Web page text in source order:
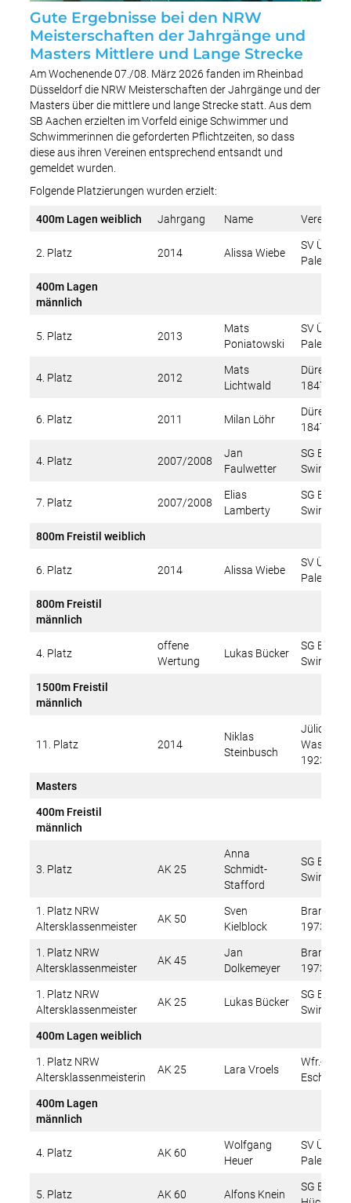
Gute Ergebnisse bei den NRW
Meisterschaften der Jahrgänge und
Masters Mittlere und Lange Strecke
Am Wochenende 07./08. März 2026 fanden im Rheinbad
Düsseldorf die NRW Meisterschaften der Jahrgänge und der
Masters über die mittlere und lange Strecke statt. Aus dem
SB Aachen erzielten im Vorfeld einige Schwimmer und
Schwimmerinnen die geforderten Pflichtzeiten, so dass
diese aus ihren Vereinen entsprechend entsandt und
gemeldet wurden.
Folgende Platzierungen wurden erzielt:
400m Lagen weiblich Jahrgang Name Verein
2. Platz 2014 Alissa Wiebe
SV Übach-
Palenberg
400m Lagen
männlich
5. Platz 2013
Mats
Poniatowski
SV Übach-
Palenberg
4. Platz 2012
Mats
Lichtwald
Dürener
1847 e.V.
6. Platz 2011 Milan Löhr
Dürener
1847 e.V.
4. Platz 2007/2008
Jan
Faulwetter
SG
Swim
7. Platz 2007/2008
Elias
Lamberty
SG
Swim
800m Freistil weiblich
6. Platz 2014 Alissa Wiebe
SV Übach-
Palenberg
800m Freistil
männlich
4. Platz
offene
Wertung
Lukas Bücker
SG
Swim
1500m Freistil
männlich
11. Platz 2014
Niklas
Steinbusch
Jülicher
1923 e.V.
Masters
400m Freistil
männlich
3. Platz AK 25
Anna
Schmidt-
Stafford
SG
Swim
1. Platz NRW
Altersklassenmeister
AK 50
Sven
Kielblock
Brander
1973 e.V.
1. Platz NRW
Altersklassenmeister
AK 45
Jan
Dolkemeyer
Brander
1973 e.V.
1. Platz NRW
Altersklassenmeister
AK 25 Lukas Bücker
SG
Swim
400m Lagen weiblich
1. Platz NRW
Altersklassenmeisterin
AK 25 Lara Vroels
Wfr.-
400m Lagen
männlich
4. Platz AK 60
Wolfgang
Heuer
SV Übach-
Palenberg
5. Platz AK 60 Alfons Knein
SG